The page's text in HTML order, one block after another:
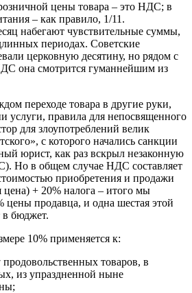
цены товара – это НДС; в
– как правило, 1/11.
набегают чувствительные суммы,
периодах. Советские
церковную десятину, но рядом с
она смотрится гуманнейшим из
переходе товара в другие руки,
услуги, правила для непосвященного
для злоупотреблений велик
с которого начались санкции
юрист, как раз вскрыл незаконную
Но в общем случае НДС составляет
приобретения и продажи
цена) + 20% налога – итого мы
цены продавца, и одна шестая этой
бюджет.
10% применяется к:
товаров, в
из упраздненной ныне